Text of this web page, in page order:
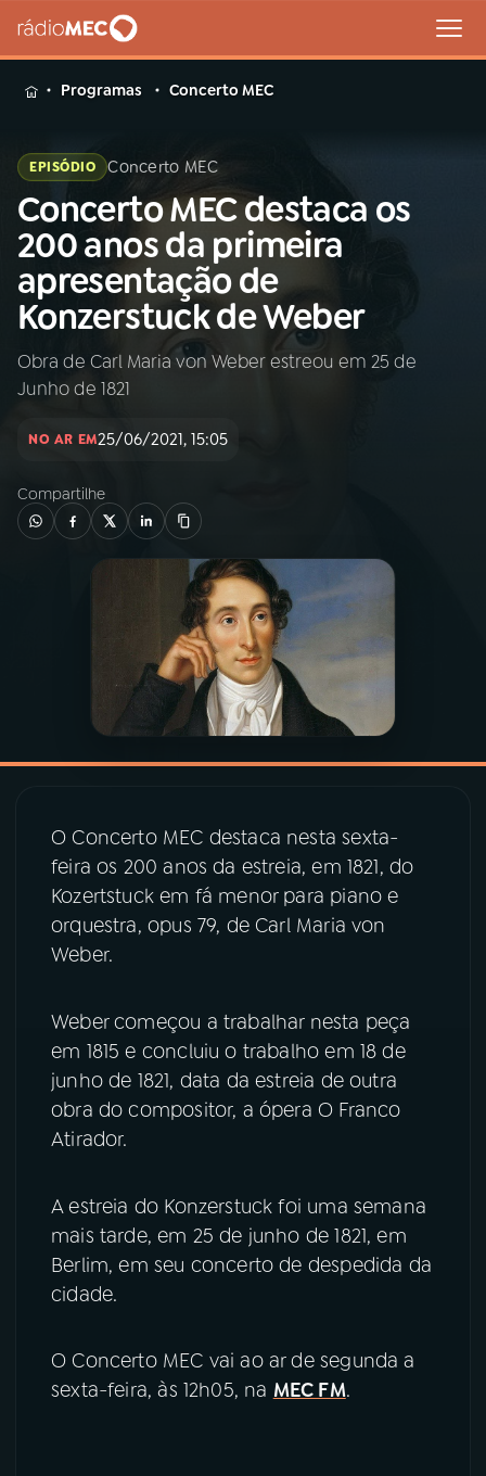
MENU
Buscar
na
Rádio
MEC
Buscar
Início AO VIVO
01INÍCIO
03PROGRAMAÇÃO
PROGRAMAS
PODCASTS
08PRÊMIO RÁDIO MEC
YouTube Facebook
Instagram X
TikTok
Programas Concerto MEC
EPISÓDIO Concerto MEC
Concerto MEC destaca os
200 anos da primeira
apresentação de
Konzerstuck de Weber
Obra de Carl Maria von Weber estreou em 25 de
Junho de 1821
NO AR EM25/06/2021, 15:05
Compartilhe
O Concerto MEC destaca nesta sexta-
feira os 200 anos da estreia, em 1821, do
Kozertstuck em fá menor para piano e
orquestra, opus 79, de Carl Maria von
Weber.
Weber começou a trabalhar nesta peça
em 1815 e concluiu o trabalho em 18 de
junho de 1821, data da estreia de outra
obra do compositor, a ópera O Franco
Atirador.
A estreia do Konzerstuck foi uma semana
mais tarde, em 25 de junho de 1821, em
Berlim, em seu concerto de despedida da
cidade.
O Concerto MEC vai ao ar de segunda a
sexta-feira, às 12h05, na MEC FM.